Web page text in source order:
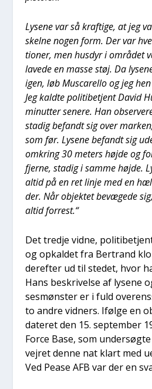
Lyse­ne var så kraf­ti­ge, at jeg
skel­ne nogen form. Der var
tio­ner, men hus­dyr i områ­det
lave­de en mas­se støj. Da
igen, løb Musca­rel­lo og jeg
Jeg kald­te poli­ti­be­tjent David
minut­ter sene­re. Han
sta­dig befandt sig over
som før. Lyse­ne befandt sig
omkring 30 meters høj­de og
fjer­ne, sta­dig i sam­me høj­de.
altid på en ret linje med en
der. Når objek­tet bevæ­ge­de
altid for­re­st.“
Det tred­je vid­ne,
og opkal­det fra Ber­trand
der­ef­ter ud til ste­det, hvor
Hans beskri­vel­se af lyse­ne
ses­møn­ster er i fuld
to andre vid­ners. Iføl­ge en
date­ret den 15. sep­tem­ber
For­ce Base, som
vej­ret den­ne nat klart med
Ved Pea­se AFB var der en